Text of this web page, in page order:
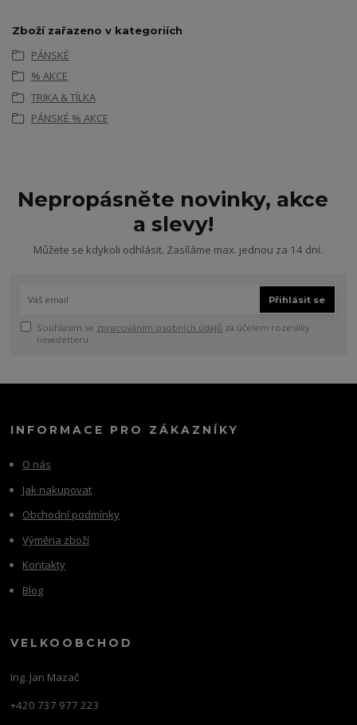
Zboží zařazeno v kategoriích
PÁNSKÉ
% AKCE
TRIKA & TÍLKA
PÁNSKÉ % AKCE
Nepropásněte novinky, akce
a slevy!
Můžete se kdykoli odhlásit. Zasíláme max. jednou za 14 dní.
Přihlásit se
Souhlasím se zpracováním osobních údajů za účelem rozesílky
newsletteru.
INFORMACE PRO ZÁKAZNÍKY
O nás
Jak nakupovat
Obchodní podmínky
Výměna zboží
Kontakty
Blog
VELKOOBCHOD
Ing. Jan Mazač
+420 737 977 223